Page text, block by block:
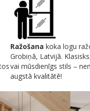
Ražošana koka logu
Grobiņā, Latvijā.
vai mūsdienīgs stils –
augstā kvalitātē!